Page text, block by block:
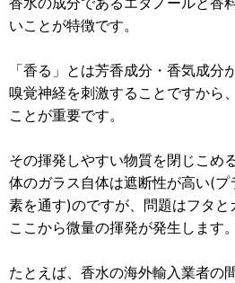
いことが特徴です。
「香る」とは芳香成分・香気成分
嗅覚神経を刺激することですから
ことが重要です。
その揮発しやすい物質を閉じこめ
体のガラス自体は遮断性が高い(
素を通す)のですが、問題はフタと
ここから微量の揮発が発生します。
たとえば、香水の海外輸入業者の